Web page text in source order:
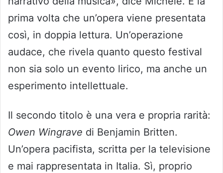
prima volta che un’opera viene presentata
così, in doppia lettura. Un’operazione
audace, che rivela quanto questo festival
non sia solo un evento lirico, ma anche un
esperimento intellettuale.
Il secondo titolo è una vera e propria rarità:
Owen Wingrave di Benjamin Britten.
Un’opera pacifista, scritta per la televisione
e mai rappresentata in Italia. Sì, proprio